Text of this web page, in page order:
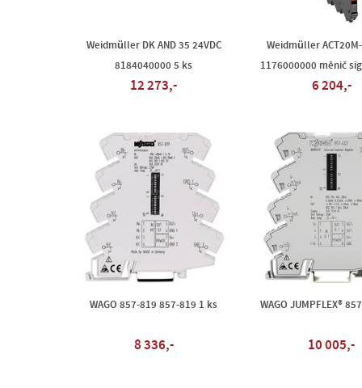
Weidmüller DK AND 35 24VDC
8184040000 5 ks
12 273,-
Weidmüller
1176000000 měnič
6 204,-
WAGO 857-819 857-819 1 ks
8 336,-
WAGO JUMPFLEX®
10 005,-